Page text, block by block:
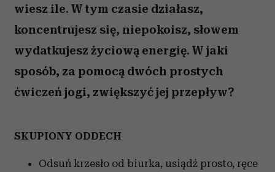
wiesz ile. W tym czasie działasz,
koncentrujesz się, niepokoisz, słowem
wydatkujesz życiową energię. W jaki
sposób, za pomocą dwóch prostych
ćwiczeń jogi, zwiększyć jej przepływ?
SKUPIONY ODDECH
Odsuń krzesło od biurka, usiądź prosto, ręce